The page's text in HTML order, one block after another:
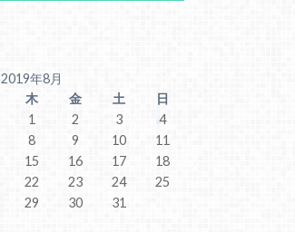
2019年8月
木 金 土
日
1
2 3
4
8 9 10
11
15 16 17
18
22 23 24
25
29 30
31